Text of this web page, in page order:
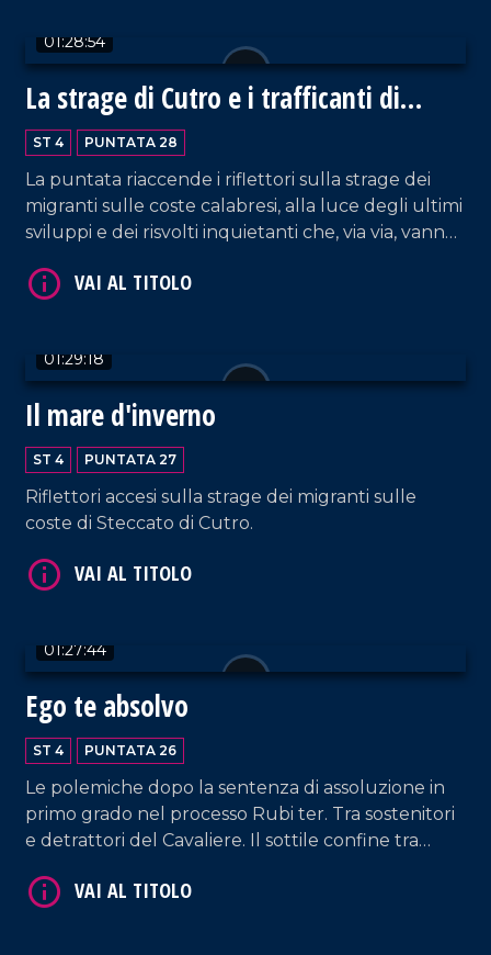
01:28:54
La strage di Cutro e i trafficanti di
parole
ST 4 PUNTATA 28
La puntata riaccende i riflettori sulla strage dei
migranti sulle coste calabresi, alla luce degli ultimi
sviluppi e dei risvolti inquietanti che, via via, vanno
Consiglio dei Ministri a Cutro.
01:29:18
Il mare d'inverno
ST 4 PUNTATA 27
Riflettori accesi sulla strage dei migranti sulle
coste di Steccato di Cutro.
01:27:44
Ego te absolvo
ST 4 PUNTATA 26
Le polemiche dopo la sentenza di assoluzione in
primo grado nel processo Rubi ter. Tra sostenitori
e detrattori del Cavaliere. Il sottile confine tra
del Diritto.
VAI AL TITOLO
VAI AL TITOLO
VAI AL TITOLO